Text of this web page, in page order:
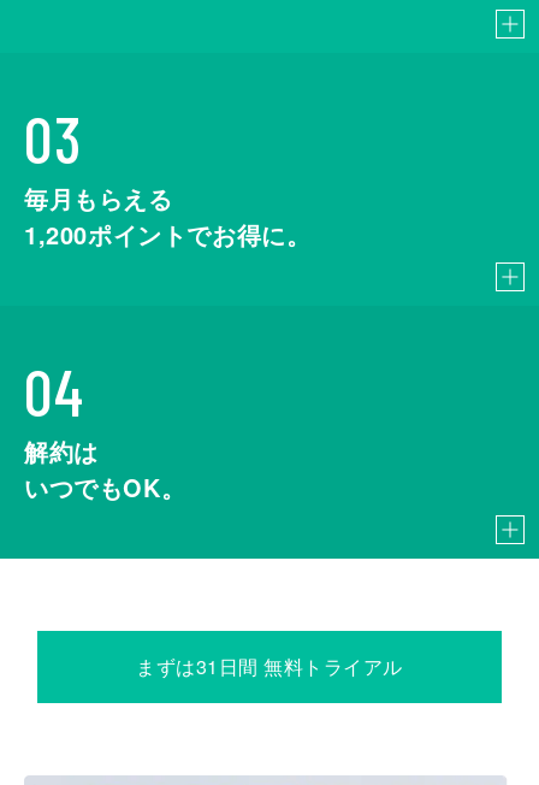
03
毎月もらえる
1,200ポイントでお得に。
04
解約は
いつでもOK。
まずは31日間 無料トライアル